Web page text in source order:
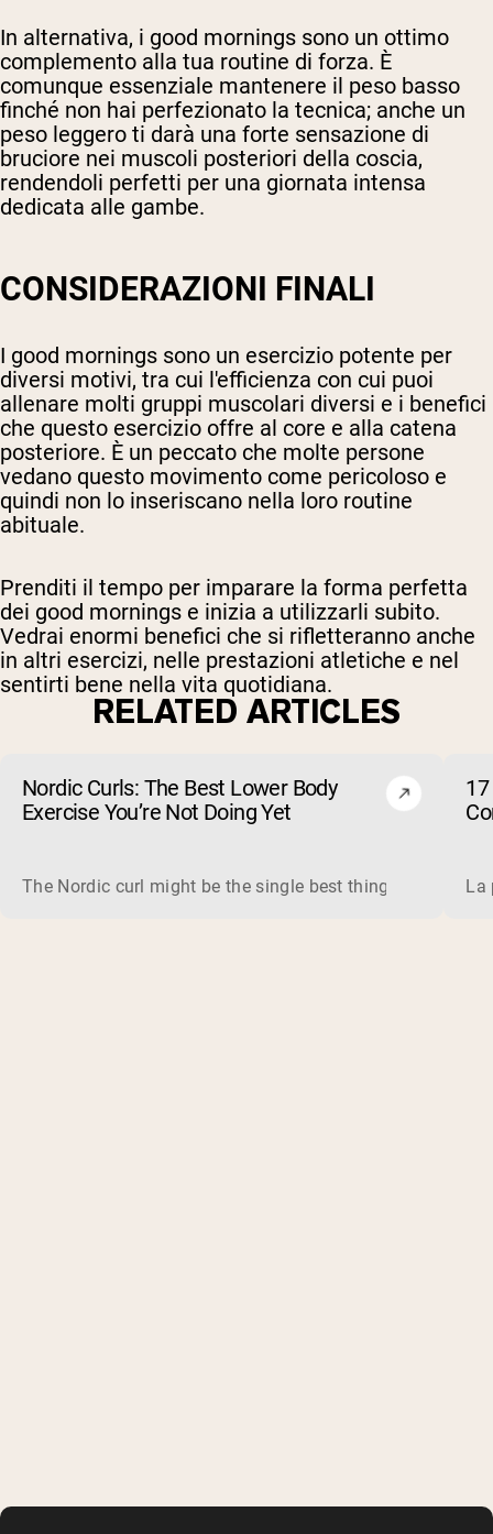
In alternativa, i good mornings sono un ottimo
complemento alla tua routine di forza. È
comunque essenziale mantenere il peso basso
finché non hai perfezionato la tecnica; anche un
peso leggero ti darà una forte sensazione di
bruciore nei muscoli posteriori della coscia,
rendendoli perfetti per una giornata intensa
dedicata alle gambe.
CONSIDERAZIONI FINALI
I good mornings sono un esercizio potente per
diversi motivi, tra cui l'efficienza con cui puoi
allenare molti gruppi muscolari diversi e i benefici
che questo esercizio offre al core e alla catena
posteriore. È un peccato che molte persone
vedano questo movimento come pericoloso e
quindi non lo inseriscano nella loro routine
abituale.
Prenditi il tempo per imparare la forma perfetta
dei good mornings e inizia a utilizzarli subito.
Vedrai enormi benefici che si rifletteranno anche
in altri esercizi, nelle prestazioni atletiche e nel
sentirti bene nella vita quotidiana.
RELATED ARTICLES
Nordic Curls: The Best Lower Body
Exercise You’re Not Doing Yet
The Nordic curl might be the single best thing you can La